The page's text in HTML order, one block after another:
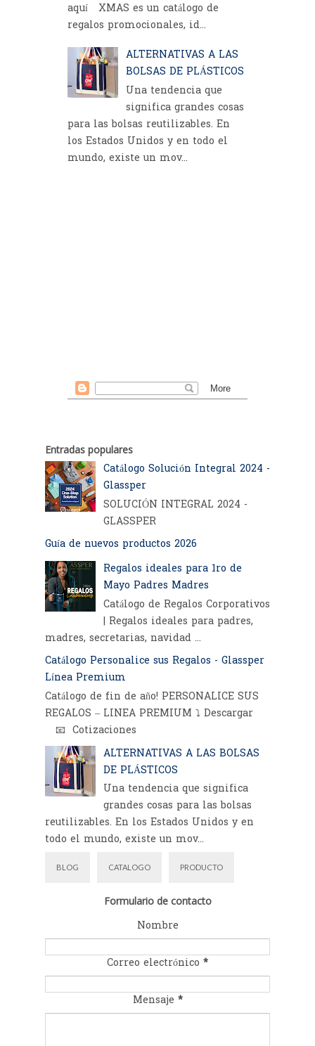
aquí XMAS es un catálogo de
regalos promocionales, id...
ALTERNATIVAS A LAS
BOLSAS DE PLÁSTICOS
Una tendencia que
significa grandes cosas
para las bolsas reutilizables. En
los Estados Unidos y en todo el
mundo, existe un mov...
Entradas populares
Catálogo Solución Integral 2024 -
Glassper
SOLUCIÓN INTEGRAL 2024 -
GLASSPER
Guía de nuevos productos 2026
Regalos ideales para 1ro de
Mayo Padres Madres
Catálogo de Regalos Corporativos
| Regalos ideales para padres,
madres, secretarias, navidad ...
Catálogo Personalice sus Regalos - Glassper
Línea Premium
Catálogo de fin de año! PERSONALICE SUS
REGALOS – LINEA PREMIUM ⤵️ Descargar
📧 Cotizaciones
ALTERNATIVAS A LAS BOLSAS
DE PLÁSTICOS
Una tendencia que significa
grandes cosas para las bolsas
reutilizables. En los Estados Unidos y en
todo el mundo, existe un mov...
BLOG CATALOGO PRODUCTO
Formulario de contacto
Nombre
Correo electrónico *
Mensaje *